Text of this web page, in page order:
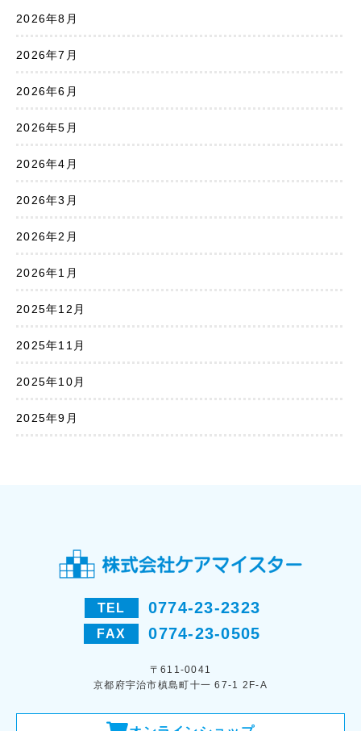
2026年8月
2026年7月
2026年6月
2026年5月
2026年4月
2026年3月
2026年2月
2026年1月
2025年12月
2025年11月
2025年10月
2025年9月
TEL 0774-23-2323
FAX 0774-23-0505
〒611-0041
京都府宇治市槙島町十一 67-1 2F-A